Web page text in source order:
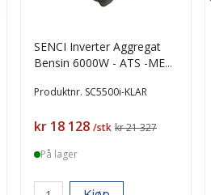
SENCI Inverter Aggregat
Bensin 6000W - ATS -MED
Produktnr. SC5500i-KLAR
Pris
kr 18 128 /stk kr 21 327
På lager